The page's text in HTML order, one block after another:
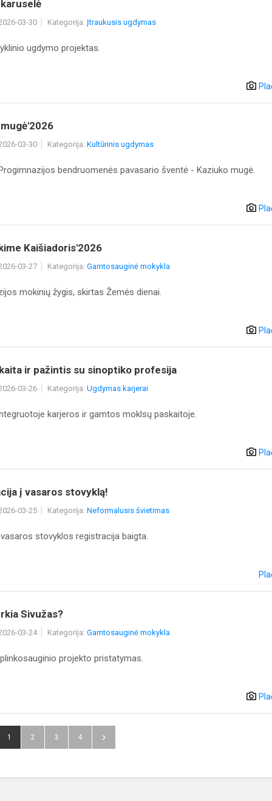
03-30 Kategorija: Įtraukusis ugdymas
ugdymo projektas.
03-30 Kategorija: Kultūrinis ugdymas
bendruomenės pavasario šventė - Kaziuko mugė.
Kaišiadoris'2026
03-27 Kategorija: Gamtosauginė mokykla
mokinių žygis, skirtas Žemės dienai.
ir pažintis su sinoptiko profesija
03-26 Kategorija: Ugdymas karjerai
karjeros ir gamtos moklsų paskaitoje.
į vasaros stovyklą!
03-25 Kategorija: Neformalusis švietimas
stovyklos registracija baigta.
Sivužas?
03-24 Kategorija: Gamtosauginė mokykla
projekto pristatymas.
1 2 3 4